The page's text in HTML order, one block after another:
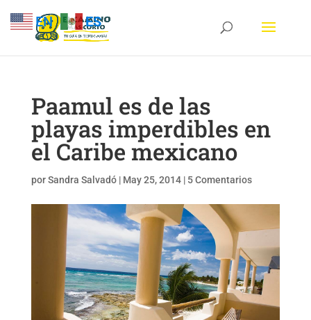
Paamul es de las
playas imperdibles en
el Caribe mexicano
porSandra Salvadó| May 25, 2014| 5 Comentarios
EN ES